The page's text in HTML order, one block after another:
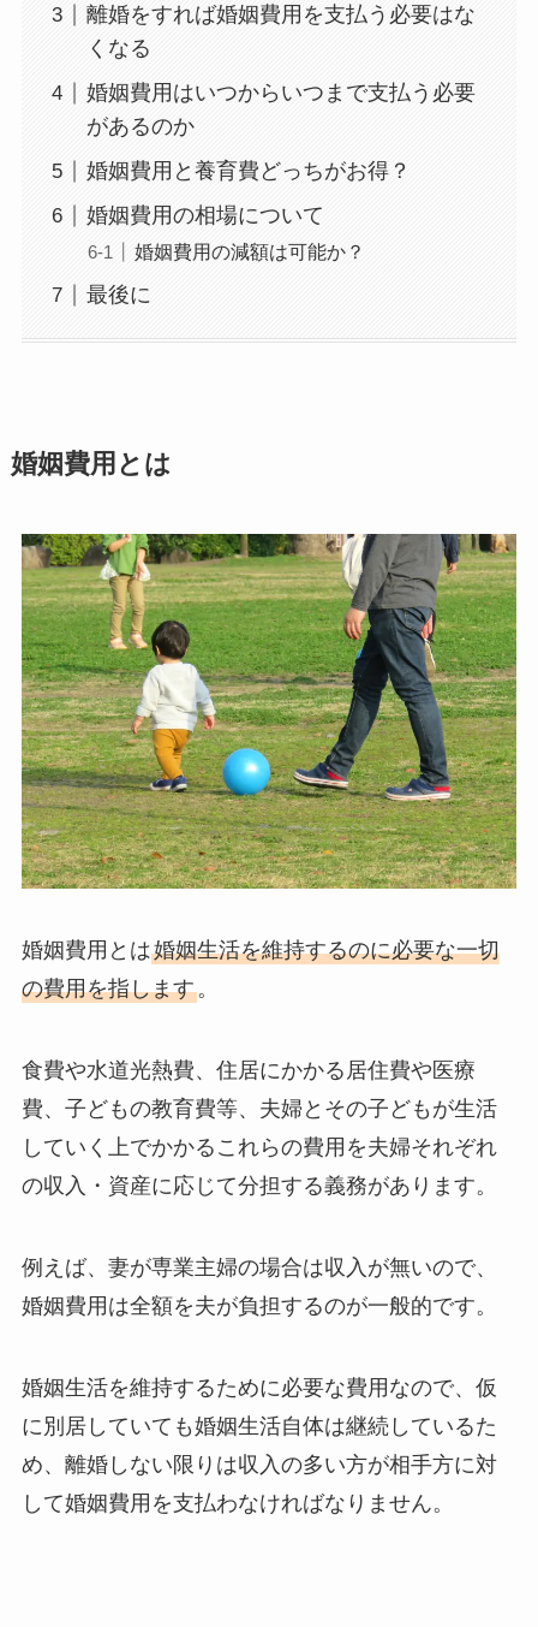
離婚をすれば婚姻費用を支払う必要はな
くなる
婚姻費用はいつからいつまで支払う必要
があるのか
婚姻費用と養育費どっちがお得？
婚姻費用の相場について
婚姻費用の減額は可能か？
最後に
婚姻費用とは
婚姻費用とは婚姻生活を維持するのに必要な一切
の費用を指します。
食費や水道光熱費、住居にかかる居住費や医療
費、子どもの教育費等、夫婦とその子どもが生活
していく上でかかるこれらの費用を夫婦それぞれ
の収入・資産に応じて分担する義務があります。
例えば、妻が専業主婦の場合は収入が無いので、
婚姻費用は全額を夫が負担するのが一般的です。
婚姻生活を維持するために必要な費用なので、仮
に別居していても婚姻生活自体は継続しているた
め、離婚しない限りは収入の多い方が相手方に対
して婚姻費用を支払わなければなりません。